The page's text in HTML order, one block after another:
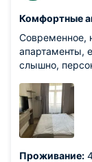
Комфортные
Современное,
апартаменты,
слышно,
Проживание: